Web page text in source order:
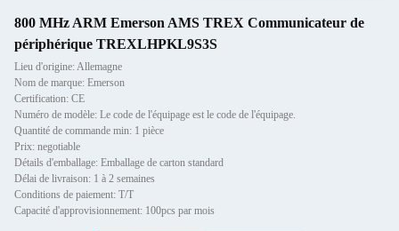
800 MHz ARM Emerson AMS TREX Communicateur de
périphérique TREXLHPKL9S3S
Lieu d'origine: Allemagne
Nom de marque: Emerson
Certification: CE
Numéro de modèle: Le code de l'équipage est le code de l'équipage.
Quantité de commande min: 1 pièce
Prix: negotiable
Détails d'emballage: Emballage de carton standard
Délai de livraison: 1 à 2 semaines
Conditions de paiement: T/T
Capacité d'approvisionnement: 100pcs par mois